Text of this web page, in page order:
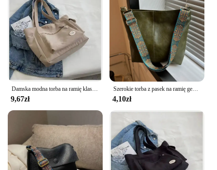
9,67zł
Szerokie torba z pasek na ramię geometryczne torby Crossbody o dużej pojemności dla kobiet, Retro skóra damska torba na zakupy podróż
4,10zł